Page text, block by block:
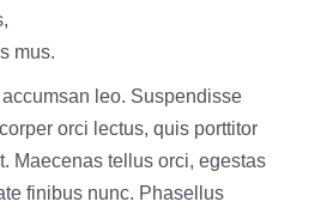
mus.
leo. Suspendisse
orci lectus, quis porttitor
Maecenas tellus orci, egestas
finibus nunc. Phasellus